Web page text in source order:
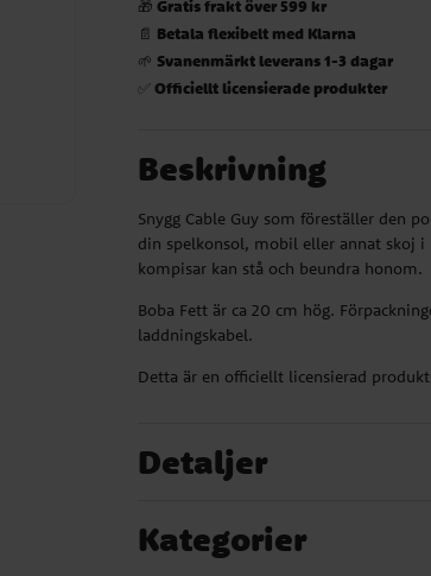
🎁Gratis frakt över 599 kr
📄 Betala flexibelt med Klarna
🌱Svanenmärkt leverans 1-3 dagar
✅Officiellt licensierade produkter
Beskrivning
Snygg Cable Guy som föreställer den
din spelkonsol, mobil eller annat skoj
kompisar kan stå och beundra honom.
Boba Fett är ca 20 cm hög.
laddningskabel.
Detta är en officiellt licensierad
Detaljer
Kategorier